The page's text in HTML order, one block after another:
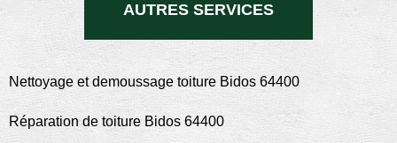
AUTRES SERVICES
Nettoyage et demoussage toiture Bidos 64400
Réparation de toiture Bidos 64400